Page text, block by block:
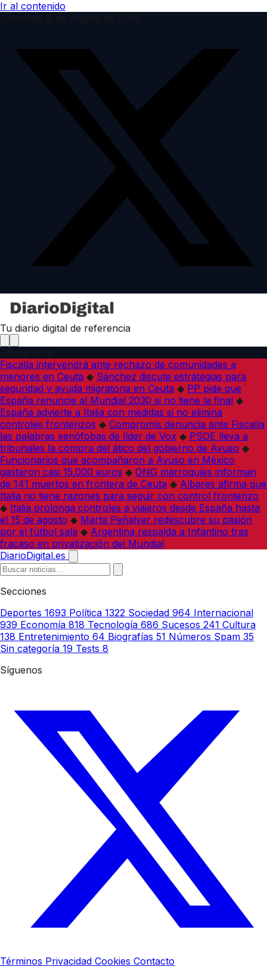
Ir al contenido
Tu diario digital de referencia
Fiscalía intervendrá ante rechazo de comunidades a
menores en Ceuta ◆ Sánchez discute estrategias para
seguridad y ayuda migratoria en Ceuta ◆ PP pide que
España renuncie al Mundial 2030 si no tiene la final ◆
España advierte a Italia con medidas si no elimina
controles fronterizos ◆ Compromís denuncia ante Fiscalía
las palabras xenófobas de líder de Vox ◆ PSOE lleva a
tribunales la compra del ático del gobierno de Ayuso ◆
Funcionarios que acompañaron a Ayuso en México
gastaron casi 15.000 euros ◆ ONG marroquíes informan
de 141 muertos en frontera de Ceuta ◆ Albares afirma que
Italia no tiene razones para seguir con control fronterizo
◆ Italia prolonga controles a viajeros desde España hasta
el 15 de agosto ◆ Marta Peñalver redescubre su pasión
por el fútbol sala ◆ Argentina respalda a Infantino tras
fracaso en privatización del Mundial
DiarioDigital.es
Secciones
Deportes 1693 Política 1322 Sociedad 964 Internacional
939 Economía 818 Tecnología 686 Sucesos 241 Cultura
138 Entretenimiento 64 Biografías 51 Números Spam 35
Sin categoría 19 Tests 8
Síguenos
Términos Privacidad Cookies Contacto